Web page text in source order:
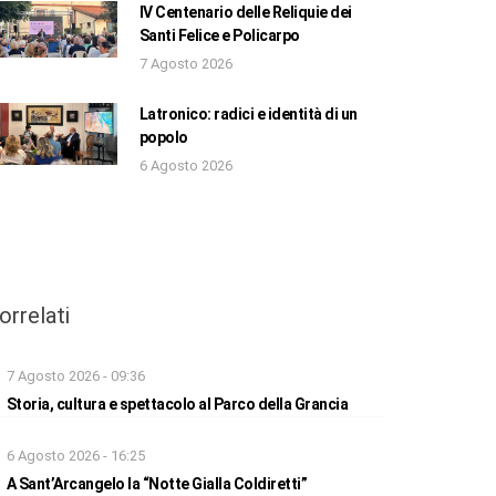
IV Centenario delle Reliquie dei
Santi Felice e Policarpo
7 Agosto 2026
Latronico: radici e identità di un
popolo
6 Agosto 2026
7 Agosto 2026 - 09:36
Storia, cultura e spettacolo al Parco della Grancia
6 Agosto 2026 - 16:25
A Sant’Arcangelo la “Notte Gialla Coldiretti”